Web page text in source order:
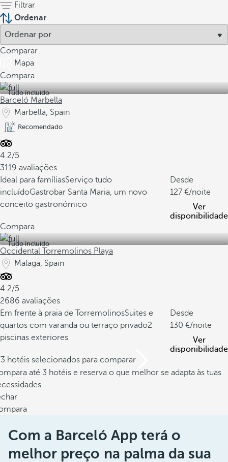
Filtrar
Ordenar
Comparar
Mapa
Compara
Tudo incluído
Barceló Marbella
Marbella, Spain
Recomendado
4.2/5
3119 avaliações
Ideal para famíliasServiço tudo
incluídoGastrobar Santa Maria, um novo
conceito gastronómico
Desde
127
/noite
Ver
disponibilidade
Compara
Tudo incluído
Occidental Torremolinos Playa
Malaga, Spain
4.2/5
2686 avaliações
Em frente à praia de TorremolinosSuites e
quartos com varanda ou terraço privado2
piscinas exteriores
Desde
130
/noite
Ver
disponibilidade
hotéis selecionados para comparar
até 3 hotéis e reserva o que melhor se adapta às tuas
Com a Barceló App terá o
melhor preço na palma da sua